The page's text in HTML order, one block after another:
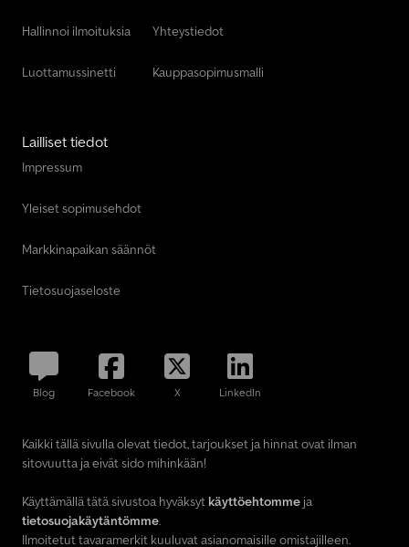
Hallinnoi ilmoituksia
Luottamussinetti
Yhteystiedot
Kauppasopimusmalli
Lailliset tiedot
Impressum
Yleiset sopimusehdot
Markkinapaikan säännöt
Tietosuojaseloste
Blog Facebook X LinkedIn
Kaikki tällä sivulla olevat tiedot, tarjoukset ja hinnat ovat ilman
sitovuutta ja eivät sido mihinkään!
Käyttämällä tätä sivustoa hyväksyt käyttöehtomme ja
tietosuojakäytäntömme.
Ilmoitetut tavaramerkit kuuluvat asianomaisille omistajilleen.